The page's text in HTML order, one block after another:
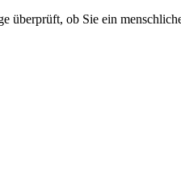
überprüft, ob Sie ein